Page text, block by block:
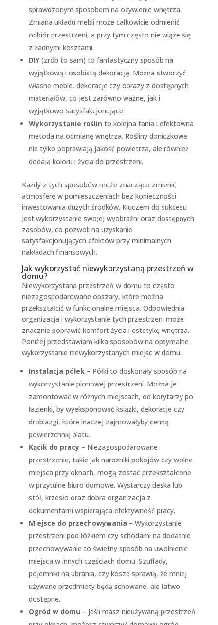
sprawdzonym sposobem na ożywienie wnętrza.
Zmiana układu mebli może całkowicie odmienić
odbiór przestrzeni, a przy tym często nie wiąże się
z żadnymi kosztami.
DIY(zrób to sam) to fantastyczny sposób na
wyjątkową i osobistą dekorację. Można stworzyć
własne meble, dekoracje czy obrazy z dostępnych
materiałów, co jest zarówno ważne, jak i
wyjątkowo satysfakcjonujące.
Wykorzystanie roślin to kolejna tania i efektowna
metoda na odmianę wnętrza. Rośliny doniczkowe
nie tylko poprawiają jakość powietrza, ale również
dodają koloru i życia do przestrzeni.
Każdy z tych sposobów może znacząco zmienić
atmosferę w pomieszczeniach bez konieczności
inwestowania dużych środków. Kluczem do sukcesu
jest wykorzystanie swojej wyobraźni oraz dostępnych
zasobów, co pozwoli na uzyskanie
satysfakcjonujących efektów przy minimalnych
nakładach finansowych.
Jak wykorzystać niewykorzystaną przestrzeń w
domu?
Niewykorzystana przestrzeń w domu to często
niezagospodarowane obszary, które można
przekształcić w funkcjonalne miejsca. Odpowiednia
organizacja i wykorzystanie tych przestrzeni może
znacznie poprawić komfort życia i estetykę wnętrza.
Poniżej przedstawiam kilka sposobów na optymalne
wykorzystanie niewykorzystanych miejsc w domu.
Instalacja półek– Półki to doskonały sposób na
wykorzystanie pionowej przestrzeni. Można je
zamontować w różnych miejscach, od korytarzy po
łazienki, by wyeksponować książki, dekoracje czy
drobiazgi, które inaczej zajmowałyby cenną
powierzchnię blatu.
Kącik do pracy– Niezagospodarowane
przestrzenie, takie jak narożniki pokojów czy wolne
miejsca przy oknach, mogą zostać przekształcone
w przytulne biuro domowe. Wystarczy deska lub
stół, krzesło oraz dobra organizacja z
dokumentami wspierająca efektywność pracy.
Miejsce do przechowywania – Wykorzystanie
przestrzeni pod łóżkiem czy schodami na dodatnie
przechowywanie to świetny sposób na uwolnienie
miejsca w innych częściach domu. Szuflady,
pojemniki na ubrania, czy kosze sprawią, że mniej
używane przedmioty będą schowane, ale łatwo
dostępne.
Ogród w domu – Jeśli masz nieużywaną przestrzeń